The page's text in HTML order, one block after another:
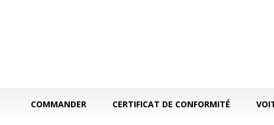
COMMANDER CERTIFICAT DE CONFORMITÉ